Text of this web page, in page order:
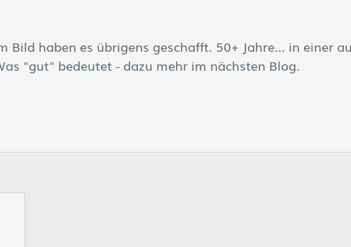
Bild haben es übrigens geschafft. 50+ Jahre... in einer
"gut" bedeutet - dazu mehr im nächsten Blog.